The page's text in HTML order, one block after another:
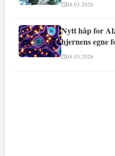
04.03.2026
Nytt håp for
hjernens egne
04.03.2026